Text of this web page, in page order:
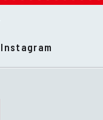
Instagram